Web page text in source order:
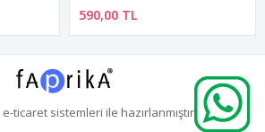
590,00 TL
e-ticaretsistemleri ile hazırlanmıştır.